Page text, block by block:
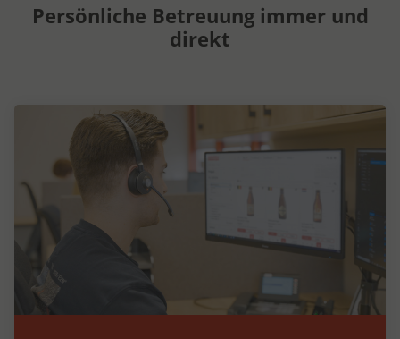
Persönliche Betreuung immer und
direkt